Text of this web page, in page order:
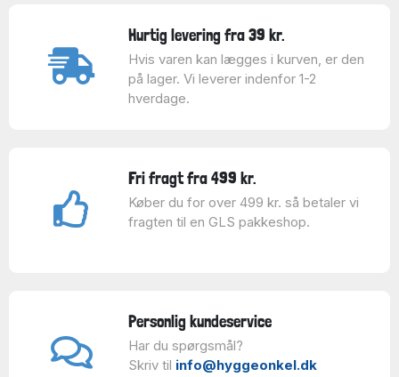
Hurtig levering fra 39 kr.
Hvis varen kan lægges i kurven, er den
på lager. Vi leverer indenfor 1-2
hverdage.
Fri fragt fra 499 kr.
Køber du for over 499 kr. så betaler vi
fragten til en GLS pakkeshop.
Personlig kundeservice
Har du spørgsmål?
Skriv til info@hyggeonkel.dk